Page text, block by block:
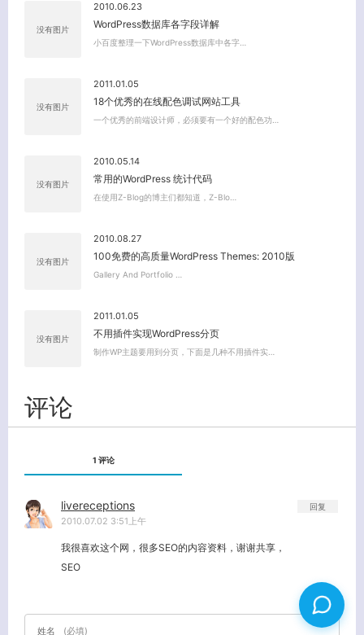
没有图片
2010.06.23
WordPress数据库各字段详解
小百度整理一下WordPress数据库中各字…
没有图片
2011.01.05
18个优秀的在线配色调试网站工具
一个优秀的前端设计师，必须要有一个好的配色功…
没有图片
2010.05.14
常用的WordPress 统计代码
在使用Z-Blog的博主们都知道，Z-Blo…
没有图片
2010.08.27
100免费的高质量WordPress Themes: 2010版
Gallery And Portfolio …
没有图片
2011.01.05
不用插件实现WordPress分页
制作WP主题要用到分页，下面是几种不用插件实…
评论
1 评论
livereceptions
2010.07.02 3:51上午
我很喜欢这个网，很多SEO的内容资料，谢谢共享，
SEO
回复
姓名 (必填)